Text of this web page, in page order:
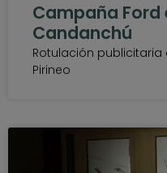
Campaña Ford
Candanchú
Rotulación
Pirineo